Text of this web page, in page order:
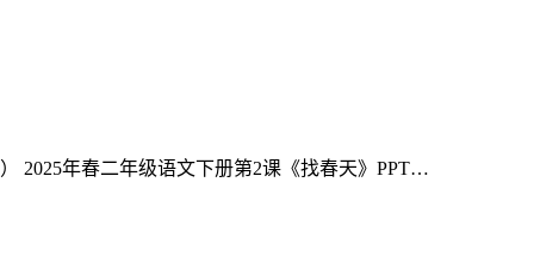
2025年春二年级语文下册第2课《找春天》PPT…